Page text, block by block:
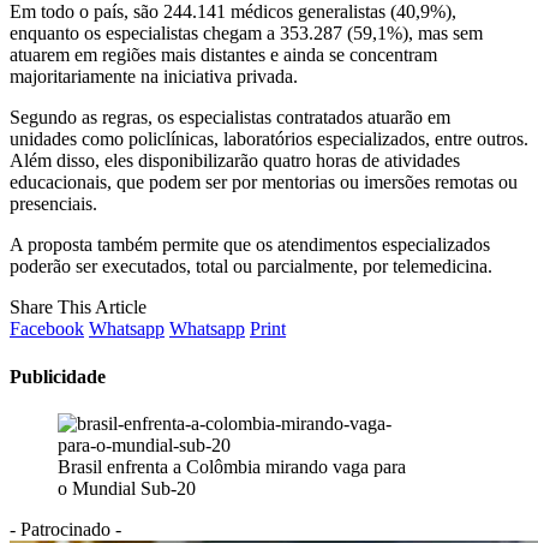
Em todo o país, são 244.141 médicos generalistas (40,9%),
enquanto os especialistas chegam a 353.287 (59,1%), mas sem
atuarem em regiões mais distantes e ainda se concentram
majoritariamente na iniciativa privada.
Segundo as regras, os especialistas contratados atuarão em
unidades como policlínicas, laboratórios especializados, entre outros.
Além disso, eles disponibilizarão quatro horas de atividades
educacionais, que podem ser por mentorias ou imersões remotas ou
presenciais.
A proposta também permite que os atendimentos especializados
poderão ser executados, total ou parcialmente, por telemedicina.
Share This Article
Facebook Whatsapp Whatsapp Print
Publicidade
Brasil enfrenta a Colômbia mirando vaga para
o Mundial Sub-20
- Patrocinado -